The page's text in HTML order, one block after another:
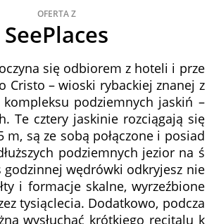
OFERTA Z
SeePlaces
się odbiorem z hoteli i prze
Cristo – wioski rybackiej znanej z
podziemnych jaskiń –
Te cztery jaskinie rozciągają się
m, są ze sobą połączone i posiad
podziemnych jezior na ś
godzinnej wędrówki odkryjesz nie
i formacje skalne, wyrzeźbione
tysiąclecia. Dodatkowo, podcza
wysłuchać krótkiego recitalu k